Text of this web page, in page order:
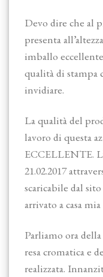
Devo dire che al
presenta
imballo
qualità di stampa
invidiare.
La qualità del
lavoro di questa
ECCELLENTE.
21.02.2017
scaricabile dal
arrivato a casa
Parliamo ora
resa cromatica e
realizzata.